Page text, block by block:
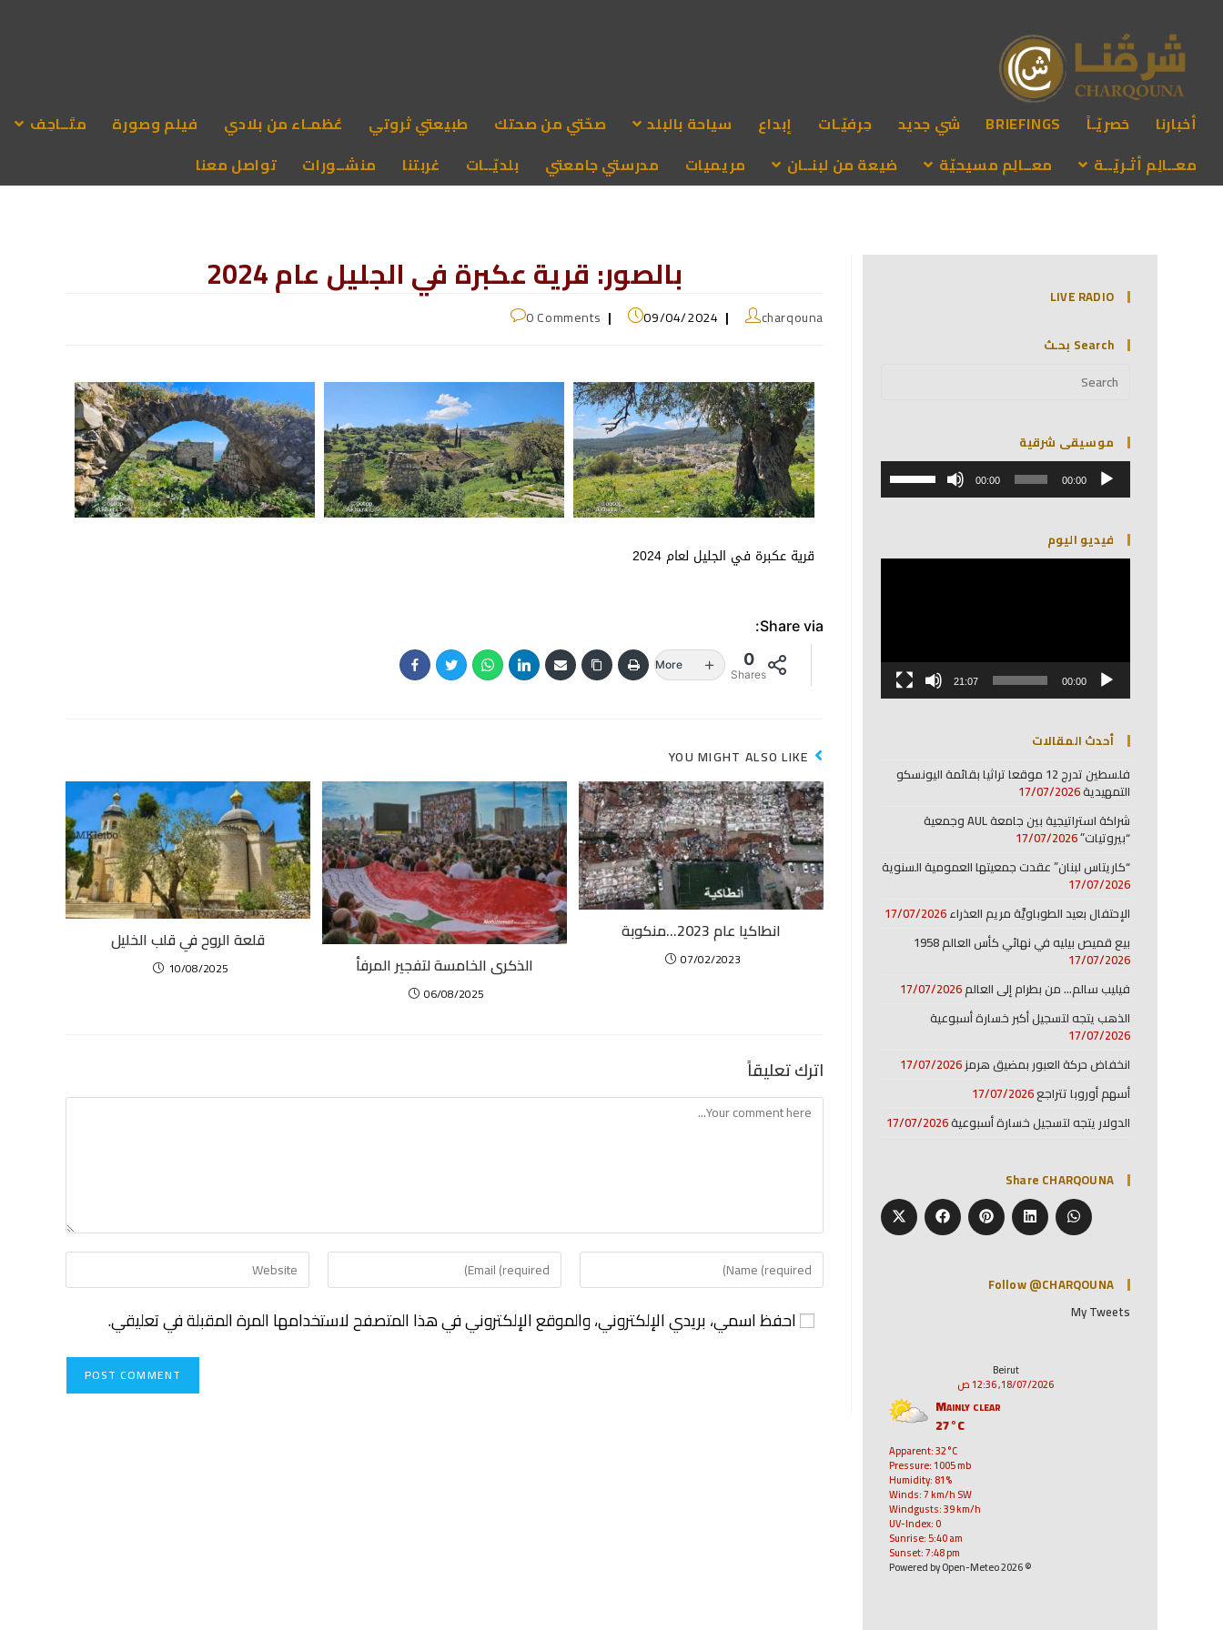
أخبارنا حَصريّـاً BRIEFINGS شي جديد حِرفيّـات إبداع سياحة بالبلد صحّتي من صحتك طبيعتي ثروتي عُظمـاء من بلادي فيلم وصورة
متَــاحِف
معــالِم أثـريّــة
معــالِم مسيحيّة ضيعة من لبنــان مريميات مدرستي جامعتي بلديّــات غربتنا منشــورات تواصل معنا
بالصور: قرية عكبرة في الجليل عام 2024
charqouna
09/04/2024
0 Comments
قرية عكبرة في الجليل لعام 2024
Share via:
0
Shares
More
YOU MIGHT ALSO LIKE
قلعة الروح في قلب الخليل
10/08/2025 الذكرى الخامسة لتفجير المرفأ
06/08/2025
انطاكيا عام 2023…منكوبة
07/02/2023
اترك تعليقاً
احفظ اسمي، بريدي الإلكتروني، والموقع الإلكتروني في هذا المتصفح لاستخدامها المرة المقبلة في تعليقي.
LIVE RADIO
Search بحـث
موسيقى شرقية
مشغل
الصوت 00:00
00:00
مفاتيح
لزيادة
فيديو اليوم
مشغل
00:00
21:07
أحدث المقالات
فلسطين تدرج 12 موقعا تراثيا بقائمة اليونسكو
التمهيدية17/07/2026
شراكة استراتيجية بين جامعة AUL وجمعية
“بيروتيات”17/07/2026
“كاريتاس لبنان” عقدت جمعيتها العمومية السنوية
17/07/2026
الإحتفال بعيد الطوباويَّة مريم العذراء17/07/2026
بيع قميص بيليه في نهائي كأس العالم 1958
17/07/2026
فيليب سالم… من بطرام إلى العالم17/07/2026
الذهب يتجه لتسجيل أكبر خسارة أسبوعية
17/07/2026
انخفاض حركة العبور بمضيق هرمز17/07/2026
أسهم أوروبا تتراجع17/07/2026
الدولار يتجه لتسجيل خسارة أسبوعية17/07/2026
Share CHARQOUNA
Follow @CHARQOUNA
My Tweets
Beirut
18/07/2026, 12:36 ص
Mainly clear
27°C
Apparent: 32°C
Pressure: 1005 mb
Humidity: 81%
Winds: 7 km/h SW
Windgusts: 39 km/h
UV-Index: 0
Sunrise: 5:40 am
Sunset: 7:48 pm
© 2026 Powered by Open-Meteo